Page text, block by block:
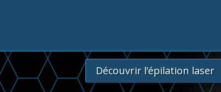
Découvrir l’épilation laser